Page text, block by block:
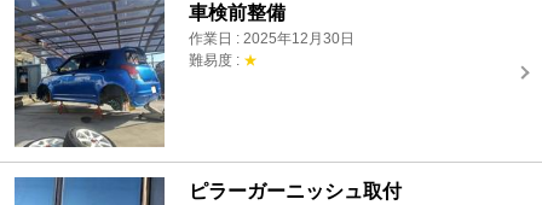
車検前整備
作業日 : 2025年12月30日
難易度 : ★
ピラーガーニッシュ取付